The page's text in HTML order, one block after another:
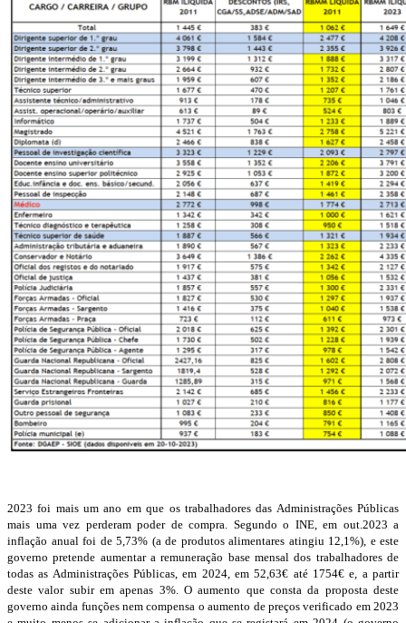
2023 foi mais um ano em que os trabalhadores das Administrações Públicas
mais uma vez perderam poder de compra. Segundo o INE, em out.2023 a
inflação anual foi de 5,73% (a de produtos alimentares atingiu 12,1%), e este
governo pretende aumentar a remuneração base mensal dos trabalhadores de
todas as Administrações Públicas, em 2024, em 52,63€ até 1754€ e, a partir
deste valor subir em apenas 3%. O aumento que consta da proposta deste
governo ainda funções nem compensa o aumento de preços verificado em 2023